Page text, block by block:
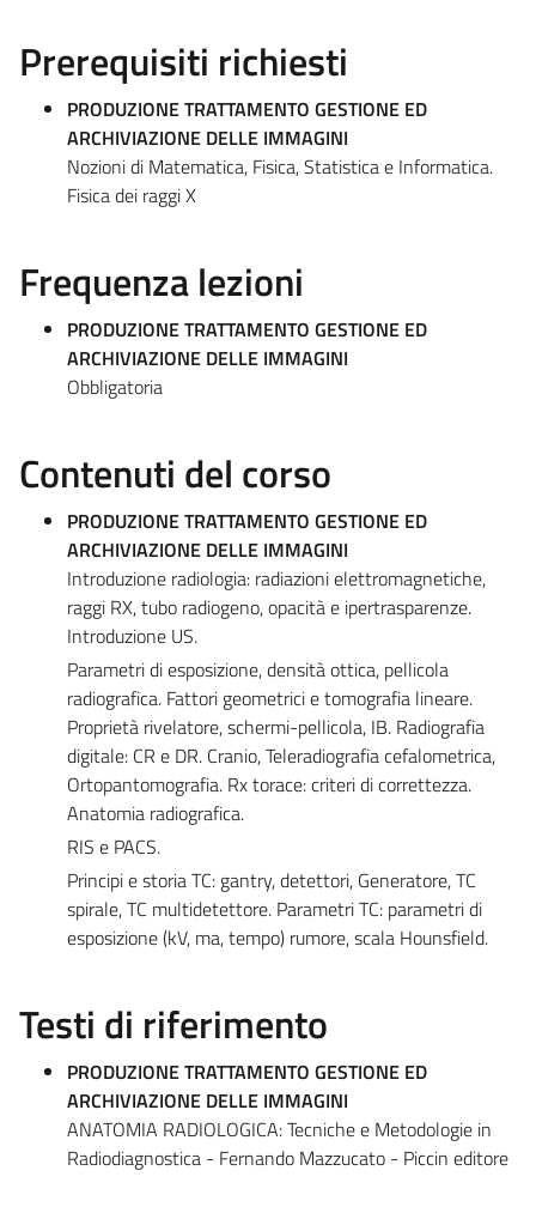
Prerequisiti richiesti
PRODUZIONE TRATTAMENTO GESTIONE ED
ARCHIVIAZIONE DELLE IMMAGINI
Nozioni di Matematica, Fisica, Statistica e Informatica.
Fisica dei raggi X
Frequenza lezioni
PRODUZIONE TRATTAMENTO GESTIONE ED
ARCHIVIAZIONE DELLE IMMAGINI
Obbligatoria
Contenuti del corso
PRODUZIONE TRATTAMENTO GESTIONE ED
ARCHIVIAZIONE DELLE IMMAGINI
Introduzione radiologia: radiazioni elettromagnetiche,
raggi RX, tubo radiogeno, opacità e ipertrasparenze.
Introduzione US.
Parametri di esposizione, densità ottica, pellicola
radiografica. Fattori geometrici e tomografia lineare.
Proprietà rivelatore, schermi-pellicola, IB. Radiografia
digitale: CR e DR. Cranio, Teleradiografia cefalometrica,
Ortopantomografia. Rx torace: criteri di correttezza.
Anatomia radiografica.
RIS e PACS.
Principi e storia TC: gantry, detettori, Generatore, TC
spirale, TC multidetettore. Parametri TC: parametri di
esposizione (kV, ma, tempo) rumore, scala Hounsfield.
Testi di riferimento
PRODUZIONE TRATTAMENTO GESTIONE ED
ARCHIVIAZIONE DELLE IMMAGINI
ANATOMIA RADIOLOGICA: Tecniche e Metodologie in
Radiodiagnostica - Fernando Mazzucato - Piccin editore